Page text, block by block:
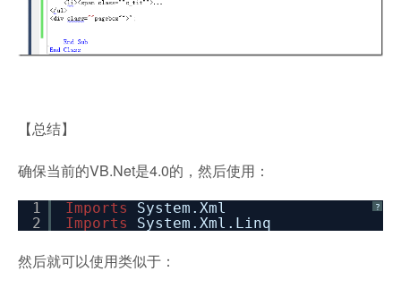
【总结】
确保当前的VB.Net是4.0的，然后使用：
?
1
2
Imports
System.Xml
Imports
System.Xml.Linq
然后就可以使用类似于：